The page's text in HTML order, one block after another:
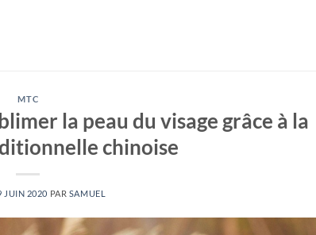
MTC
la peau du visage grâce à la
chinoise
JUIN 2020 PAR SAMUEL